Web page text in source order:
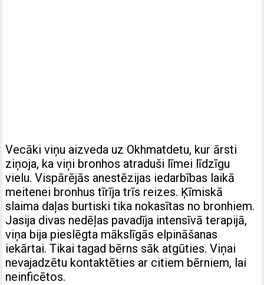
Vecāki viņu aizveda uz Okhmatdetu, kur ārsti
ziņoja, ka viņi bronhos atraduši līmei līdzīgu
vielu. Vispārējās anestēzijas iedarbības laikā
meitenei bronhus tīrīja trīs reizes. Ķīmiskā
slaima daļas burtiski tika nokasītas no bronhiem.
Jasija divas nedēļas pavadīja intensīvā terapijā,
viņa bija pieslēgta mākslīgās elpināšanas
iekārtai. Tikai tagad bērns sāk atgūties. Viņai
nevajadzētu kontaktēties ar citiem bērniem, lai
neinficētos.